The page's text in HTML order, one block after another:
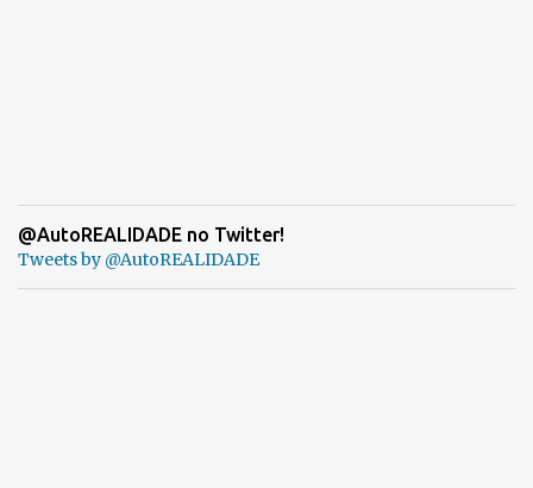
@AutoREALIDADE no Twitter!
Tweets by @AutoREALIDADE